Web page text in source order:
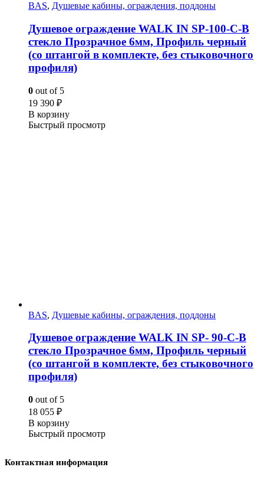
BAS, Душевые кабины, ограждения, поддоны
Душевое ограждение WALK IN SP-100-C-B
стекло Прозрачное 6мм, Профиль черный
(со штангой в комплекте, без стыковочного
профиля)
0 out of 5
19 390 ₽
В корзину
Быстрый просмотр
BAS, Душевые кабины, ограждения, поддоны
Душевое ограждение WALK IN SP- 90-C-B
стекло Прозрачное 6мм, Профиль черный
(со штангой в комплекте, без стыковочного
профиля)
0 out of 5
18 055 ₽
В корзину
Быстрый просмотр
Контактная информация